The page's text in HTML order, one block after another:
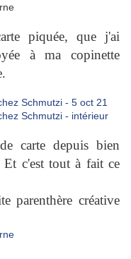
piquée, que j'ai
à ma copinette
carte depuis bien
c'est tout à fait ce
parenthère créative